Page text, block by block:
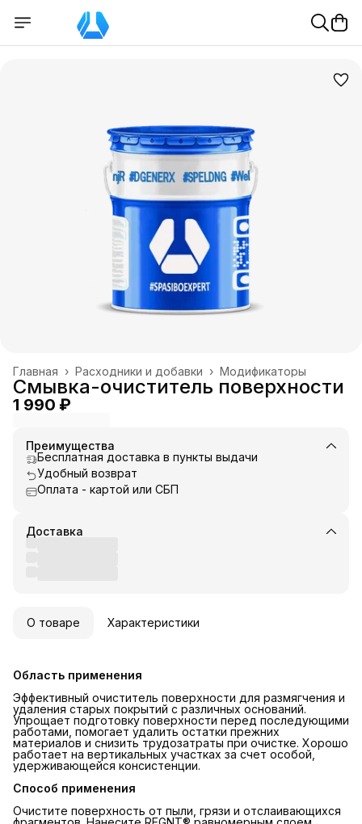
Модификаторы
Расходники и добавки ›
Главная ›
Смывка-очиститель поверхности
1 990 ₽
Преимущества
Бесплатная доставка в пункты выдачи
Удобный возврат
Оплата - картой или СБП
Доставка
О товаре Характеристики
Область применения
Эффективный очиститель поверхности для размягчения и
удаления старых покрытий с различных оснований.
Упрощает подготовку поверхности перед последующими
работами, помогает удалить остатки прежних
материалов и снизить трудозатраты при очистке. Хорошо
работает на вертикальных участках за счет особой,
удерживающейся консистенции.
Способ применения
Очистите поверхность от пыли, грязи и отслаивающихся